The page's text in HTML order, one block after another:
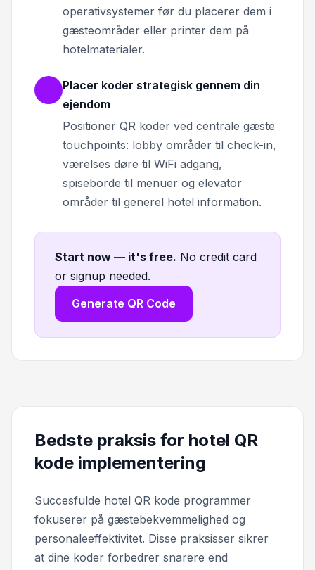
operativsystemer før du placerer dem i
gæsteområder eller printer dem på
hotelmaterialer.
Placer koder strategisk gennem din
ejendom
Positioner QR koder ved centrale gæste
touchpoints: lobby områder til check-in,
værelses døre til WiFi adgang,
spiseborde til menuer og elevator
områder til generel hotel information.
Start now — it's free. No credit card
or signup needed.
Generate QR Code
Bedste praksis for hotel QR
kode implementering
Succesfulde hotel QR kode programmer
fokuserer på gæstebekvemmelighed og
personaleeffektivitet. Disse praksisser sikrer
at dine koder forbedrer snarere end